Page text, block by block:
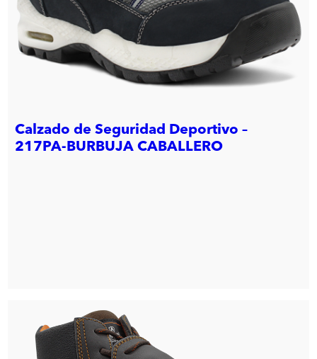
Calzado de Seguridad Deportivo –
217PA-BURBUJA CABALLERO